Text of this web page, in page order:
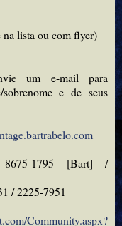
lista ou com flyer)
um e-mail para
e de seus
1795 [Bart] /
/ 2225-7951
Community.aspx?